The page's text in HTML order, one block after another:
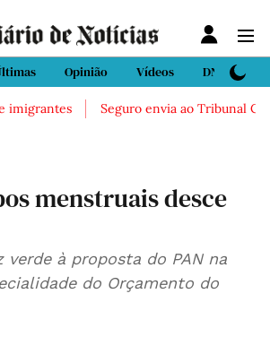
Opinião Vídeos DN Sport
Seguro envia ao Tribunal
menstruais desce
verde à proposta do PAN na
do Orçamento do